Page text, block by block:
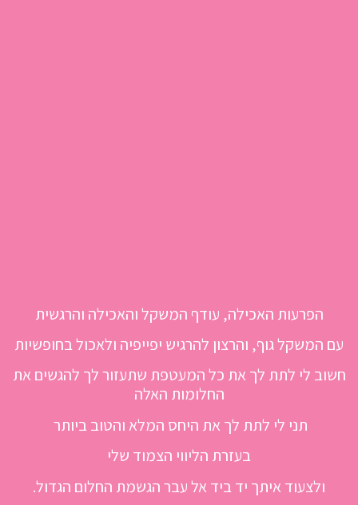
הפרעות האכילה, עודף המשקל והאכילה והרגשית
עם המשקל גוף, והרצון להרגיש יפייפיה ולאכול בחופשיות
חשוב לי לתת לך את כל המעטפת שתעזור לך להגשים את
החלומות האלה
תני לי לתת לך את היחס המלא והטוב ביותר
בעזרת הליווי הצמוד שלי
ולצעוד איתך יד ביד אל עבר הגשמת החלום הגדול.